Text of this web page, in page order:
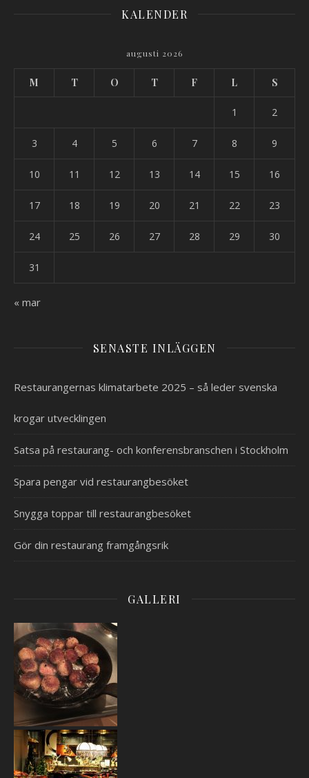
KALENDER
augusti 2026
M T O T F L S
1 2
3 4 5 6 7 8 9
10 11 12 13 14 15 16
17 18 19 20 21 22 23
24 25 26 27 28 29 30
31
« mar
SENASTE INLÄGGEN
Restaurangernas klimatarbete 2025 – så leder svenska
krogar utvecklingen
Satsa på restaurang- och konferensbranschen i Stockholm
Spara pengar vid restaurangbesöket
Snygga toppar till restaurangbesöket
Gör din restaurang framgångsrik
GALLERI